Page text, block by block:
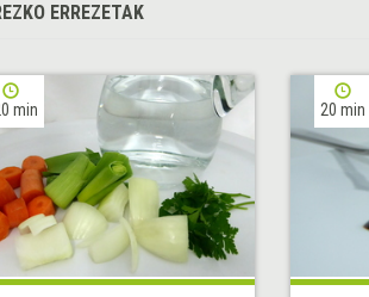
ERREZETAK
min 20 min